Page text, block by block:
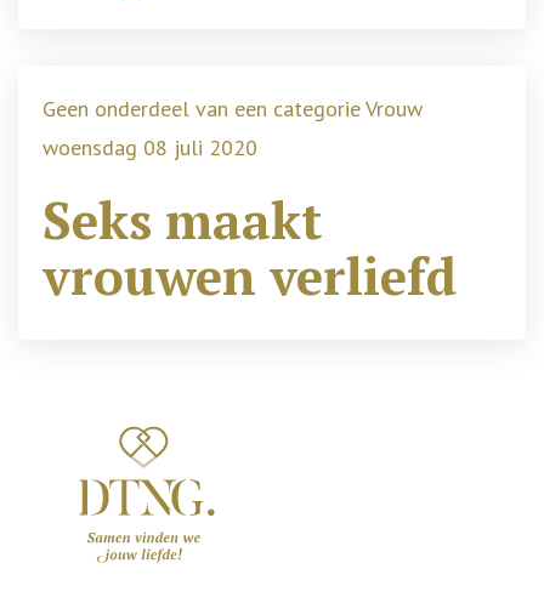
Geen onderdeel van een categorie Vrouw
woensdag 08 juli 2020
Seks maakt
vrouwen verliefd